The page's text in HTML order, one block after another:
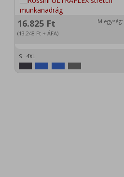
16.825 Ft
(13.248 Ft + ÁFA)
M.egység:
S - 4XL